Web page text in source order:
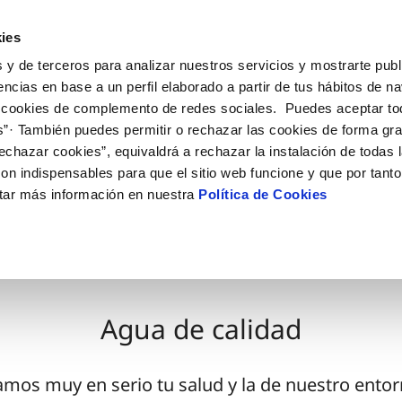
y de terceros para analizar nuestros servicios y mostrarte
en base a un perfil elaborado a partir de tus hábitos de
de complemento de redes sociales. Puedes aceptar
También puedes permitir o rechazar las cookies de forma
cookies”, equivaldrá a rechazar la instalación de todas
indispensables para que el sitio web funcione y que por
más información en nuestra Política de Cookies
titular
de suministro
MODIFICACIÓN DE
Actualizar datos bancarios
Actualizar datos de
VER TODAS LAS GESTIONES
Tu Servicio
AL CLIENTE
de contacto
obras y afectaciones
COMPROMISO DE SERVICIO
Customer Counsel (Defensa del
cliente)
Tu Agua
calidad del agua
CUIDADOS DEL AGUA
Consejos de ahorro
Depósitos comunitarios
Conócenos
COMPROMISOS
ambiente
Agua de calidad
muy en serio tu salud y la de nuestro